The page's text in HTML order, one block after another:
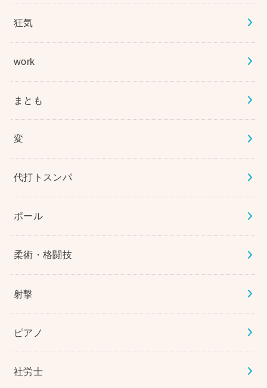
狂気
work
まとも
変
代打トスンパ
ポール
柔術・格闘技
射撃
ピアノ
社労士